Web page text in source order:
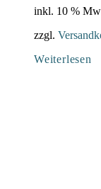
inkl. 10 %
zzgl.
Weiterlesen